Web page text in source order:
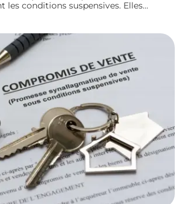
les conditions suspensives. Elles
du projet immobilier. Nous
fonctionnement et leur rôle dans
d’une transaction immobilière.